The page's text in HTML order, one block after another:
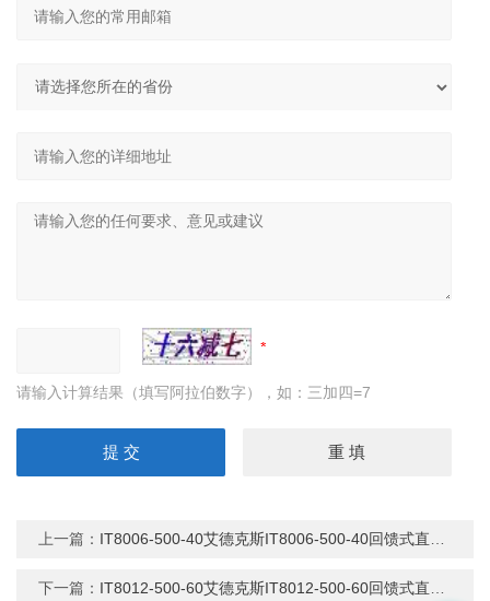
请输入计算结果（填写阿拉伯数字），如：三加四=7
上一篇： IT8006-500-40艾德克斯IT8006-500-40回馈式直流电子负载
下一篇： IT8012-500-60艾德克斯IT8012-500-60回馈式直流电子负载